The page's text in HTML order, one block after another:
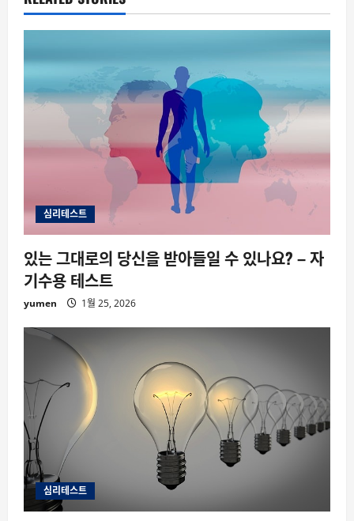
심리테스트
있는 그대로의 당신을 받아들일 수 있나요? – 자
기수용 테스트
yumen 1월 25, 2026
심리테스트